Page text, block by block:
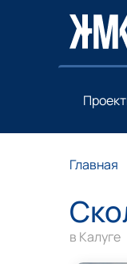
Главная
в Калуге